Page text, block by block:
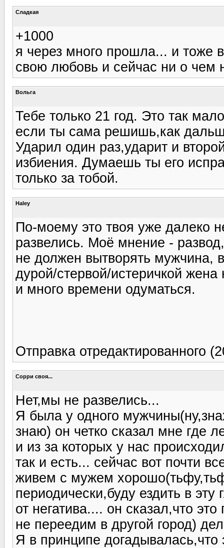
Сладкая
+1000
я через много прошла... и тоже
свою любовь и сейчас ни о чем
Вольга
Тебе только 21 год. Это так
если ты сама решишь,как
Ударил один раз,ударит и
избиения. Думаешь ты его
только за тобой.
Haley
По-моему это твоя уже далеко
развелись. Моё мнение -
не должен вытворять мужчина,
дурой/стервой/истеричкой
и много времени одуматься.
Отправка отредактированного
Сорри своя...
Нет,мы не развелись...
Я была у одного
знаю) он четко сказал мне где
и из за которых у нас
так и есть... сейчас вот почти
живем с мужем
периодически,буду ездить в
от негатива.... он сказал,что
не переедим в другой город)
Я в принципе догадывалась,что